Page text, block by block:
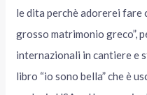
le dita perchè adorerei fare
grosso matrimonio greco”,
internazionali in cantiere e
libro “io sono bella” che è